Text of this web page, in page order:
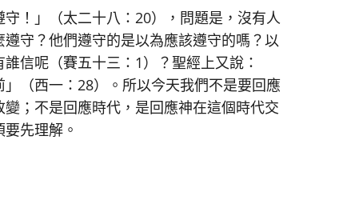
！」（太二十八：20），問題是，沒有人
守？他們遵守的是以為應該遵守的嗎？以
信呢（賽五十三：1）？聖經上又說：
」（西一：28）。所以今天我們不是要回應
；不是回應時代，是回應神在這個時代交
先理解。